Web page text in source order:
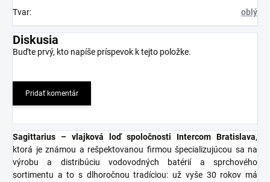
Tvar: oblý
Diskusia
Buďte prvý, kto napíše príspevok k tejto položke.
Pridať komentár
Sagittarius – vlajková loď spoločnosti Intercom Bratislava,
ktorá je známou a rešpektovanou firmou špecializujúcou sa na
výrobu a distribúciu vodovodných batérií a sprchového
sortimentu a to s dlhoročnou tradíciou: už vyše 30 rokov má